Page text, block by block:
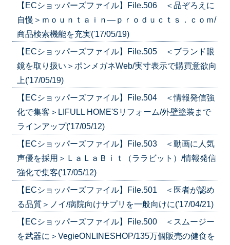
【ECショッパーズファイル】File.506 ＜品ぞろえに
自慢＞ｍｏｕｎｔａｉｎ―ｐｒｏｄｕｃｔｓ．ｃｏｍ/
商品検索機能を充実('17/05/19)
【ECショッパーズファイル】File.505 ＜ブランド眼
鏡を取り扱い＞ポンメガネWeb/実寸表示で購買意欲向
上('17/05/19)
【ECショッパーズファイル】File.504 ＜情報発信強
化で集客＞LIFULL HOME'Sリフォーム/外壁塗装まで
ラインアップ('17/05/12)
【ECショッパーズファイル】File.503 ＜動画に人気
声優を採用＞ＬａＬａＢｉｔ（ララビット）/情報発信
強化で集客('17/05/12)
【ECショッパーズファイル】File.501 ＜医者が認め
る品質＞ノイ/病院向けサプリを一般向けに('17/04/21)
【ECショッパーズファイル】File.500 ＜スムージー
を武器に＞VegieONLINESHOP/135万個販売の健食を